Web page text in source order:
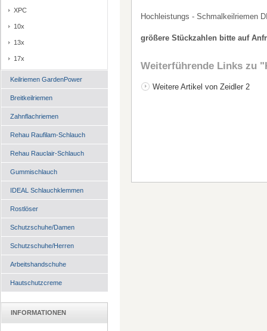
XPC
10x
13x
17x
Keilriemen GardenPower
Breitkeilriemen
Zahnflachriemen
Rehau Raufilam-Schlauch
Rehau Rauclair-Schlauch
Gummischlauch
IDEAL Schlauchklemmen
Rostlöser
Schutzschuhe/Damen
Schutzschuhe/Herren
Arbeitshandschuhe
Hautschutzcreme
INFORMATIONEN
Hochleistungs - Schmalkeilriemen
größere Stückzahlen bitte auf
Weiterführende Links zu
Weitere Artikel von Zeidler 2